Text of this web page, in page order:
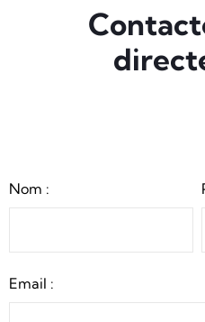
Nom :
Email :